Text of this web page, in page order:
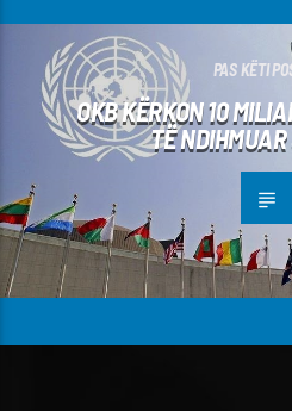
PAS KËTI
OKB KËRKON 10
TË